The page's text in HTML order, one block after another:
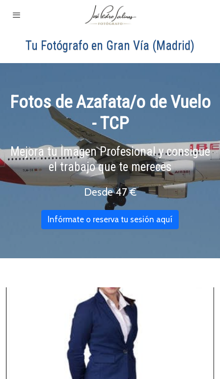
Tu Fotógrafo en Gran Vía (Madrid)
Fotos de Azafata/o de Vuelo
- TCP
Mejora tu Imagen Profesional y consigue
el trabajo que te mereces
Desde 47 €
Infórmate o reserva tu sesión aquí